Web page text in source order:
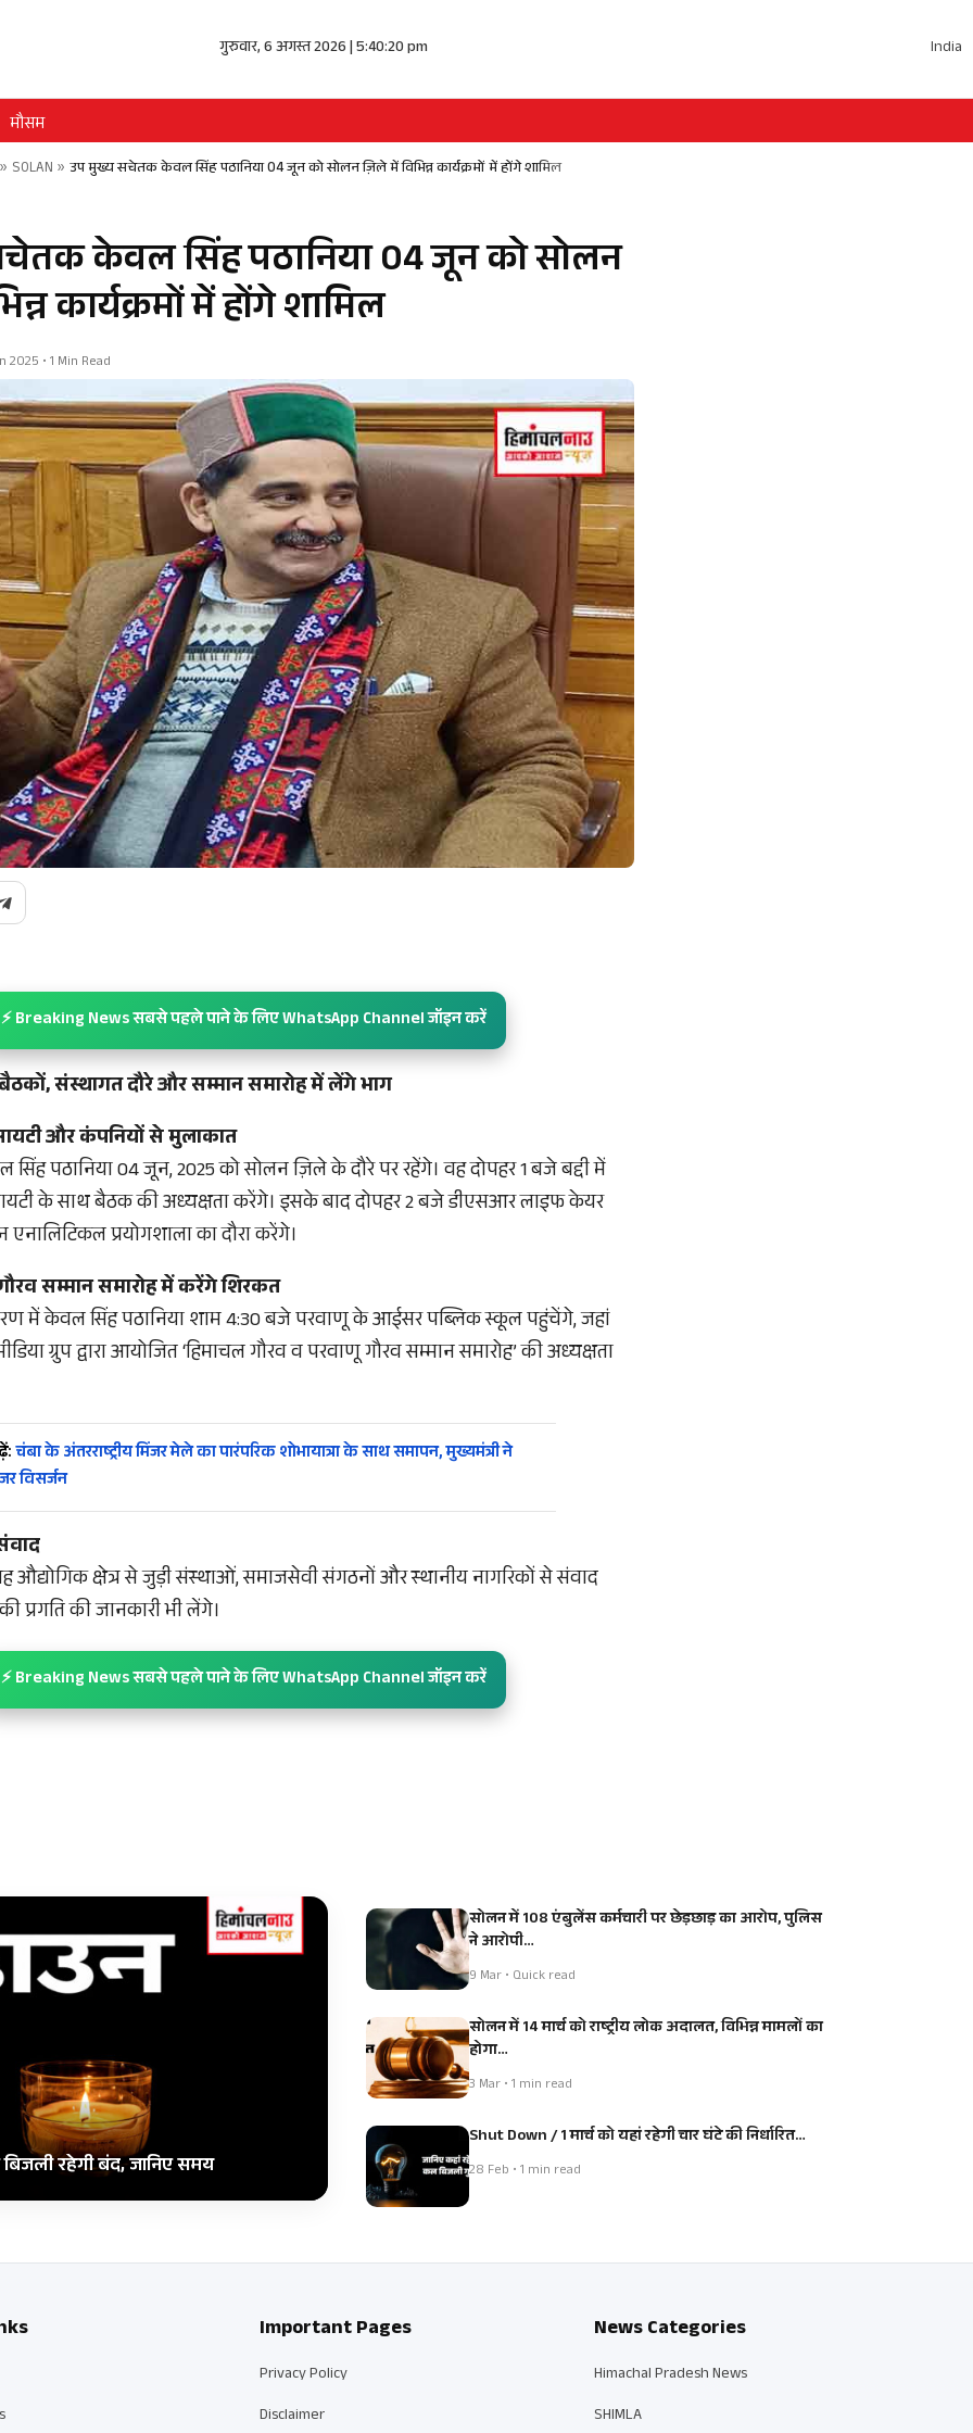
गुरुवार, 6 अगस्त 2026 | 5:40:20 pm India
मौसम
» SOLAN » उप मुख्य सचेतक केवल सिंह पठानिया 04 जून को सोलन ज़िले में विभिन्न कार्यक्रमों में होंगे शामिल
केवल सिंह पठानिया 04 जून को सोलन
कार्यक्रमों में होंगे शामिल
2025 • 1 Min Read
⚡ Breaking News सबसे पहले पाने के लिए WhatsApp Channel जॉइन करें
संस्थागत दौरे और सम्मान समारोह में लेंगे भाग
और कंपनियों से मुलाकात
पठानिया 04 जून, 2025 को सोलन ज़िले के दौरे पर रहेंगे। वह दोपहर 1 बजे बद्दी में
के साथ बैठक की अध्यक्षता करेंगे। इसके बाद दोपहर 2 बजे डीएसआर लाइफ केयर
प्रयोगशाला का दौरा करेंगे।
सम्मान समारोह में करेंगे शिरकत
में केवल सिंह पठानिया शाम 4:30 बजे परवाणू के आईसर पब्लिक स्कूल पहुंचेंगे, जहां
ग्रुप द्वारा आयोजित ‘हिमाचल गौरव व परवाणू गौरव सम्मान समारोह’ की अध्यक्षता
चंबा के अंतरराष्ट्रीय मिंजर मेले का पारंपरिक शोभायात्रा के साथ समापन, मुख्यमंत्री ने
विसर्जन
औद्योगिक क्षेत्र से जुड़ी संस्थाओं, समाजसेवी संगठनों और स्थानीय नागरिकों से संवाद
प्रगति की जानकारी भी लेंगे।
⚡ Breaking News सबसे पहले पाने के लिए WhatsApp Channel जॉइन करें
रहेगी बंद, जानिए समय
सोलन में 108 एंबुलेंस कर्मचारी पर छेड़छाड़ का आरोप, पुलिस
ने आरोपी…
9 Mar • Quick read
सोलन में 14 मार्च को राष्ट्रीय लोक अदालत, विभिन्न मामलों का
होगा…
3 Mar • 1 min read
Shut Down / 1 मार्च को यहां रहेगी चार घंटे की निर्धारित…
28 Feb • 1 min read
Important Pages
Privacy Policy
Disclaimer
News Categories
Himachal Pradesh News
SHIMLA